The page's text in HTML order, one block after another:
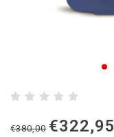
€380,00 €322,95